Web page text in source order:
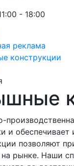
- 18:00
реклама
конструкции
и
позволяют
рынке. Наши